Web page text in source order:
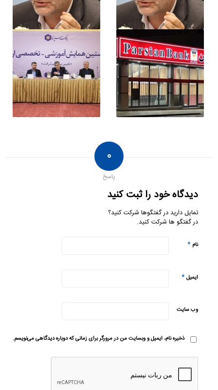
۰
پاسخ
دیدگاه خود را ثبت کنید
تمایل دارید در گفتگوها شرکت کنید؟
در گفتگو ها شرکت کنید.
نام*
ایمیل*
وب‌ سایت
ذخیره نام، ایمیل و وبسایت من در مرورگر برای زمانی که دوباره دیدگاهی می‌نویسم.